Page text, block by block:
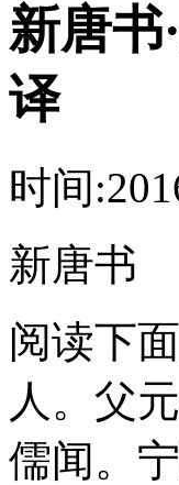
新唐书
译
时间
新唐书
阅读下
人。父
儒闻。